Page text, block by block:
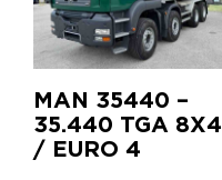
MAN 35440 –
35.440 TGA 8X4
/ EURO 4